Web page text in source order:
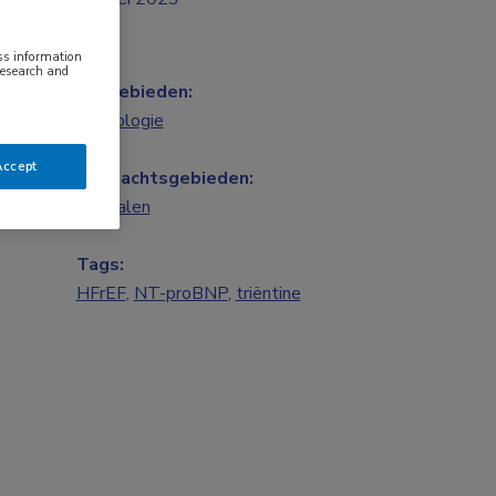
Vakgebieden:
Cardiologie
Aandachtsgebieden:
Hartfalen
Tags:
HFrEF, NT-proBNP, triëntine
information
and